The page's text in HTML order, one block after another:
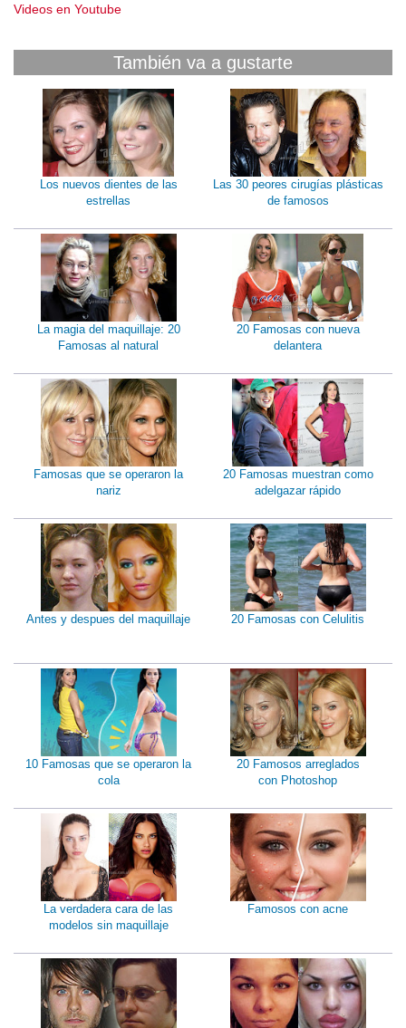
Videos en Youtube
También va a gustarte
Los nuevos dientes de las
estrellas
Las 30 peores cirugías plásticas
de famosos
La magia del maquillaje: 20
Famosas al natural
20 Famosas con nueva
delantera
Famosas que se operaron la
nariz
20 Famosas muestran como
adelgazar rápido
Antes y despues del maquillaje 20 Famosas con Celulitis
10 Famosas que se operaron la
cola
20 Famosos arreglados
con Photoshop
La verdadera cara de las
modelos sin maquillaje
Famosos con acne